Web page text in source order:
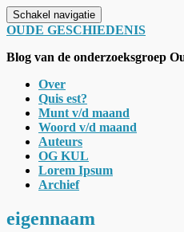
Schakel navigatie
OUDE GESCHIEDENIS
Blog van de onderzoeksgroep
Over
Quis est?
Munt v/d maand
Woord v/d maand
Auteurs
OG KUL
Lorem Ipsum
Archief
eigennaam